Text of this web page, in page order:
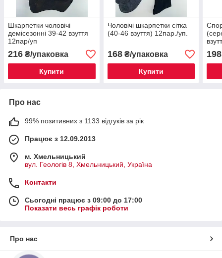
Шкарпетки чоловічі
демісезонні 39-42 взуття
12пар/уп
216 ₴/упаковка
Купити
Чоловічі шкарпетки сітка
(40-46 взуття) 12пар./уп.
168₴/упаковка
Купити
198
Про нас
99% позитивних з 1133 відгуків за рік
Працює з 12.09.2013
м. Хмельницький
вул. Геологів 8, Хмельницький, Україна
Контакти
Сьогодні працює з 09:00 до 17:00
Показати весь графік роботи
Про нас